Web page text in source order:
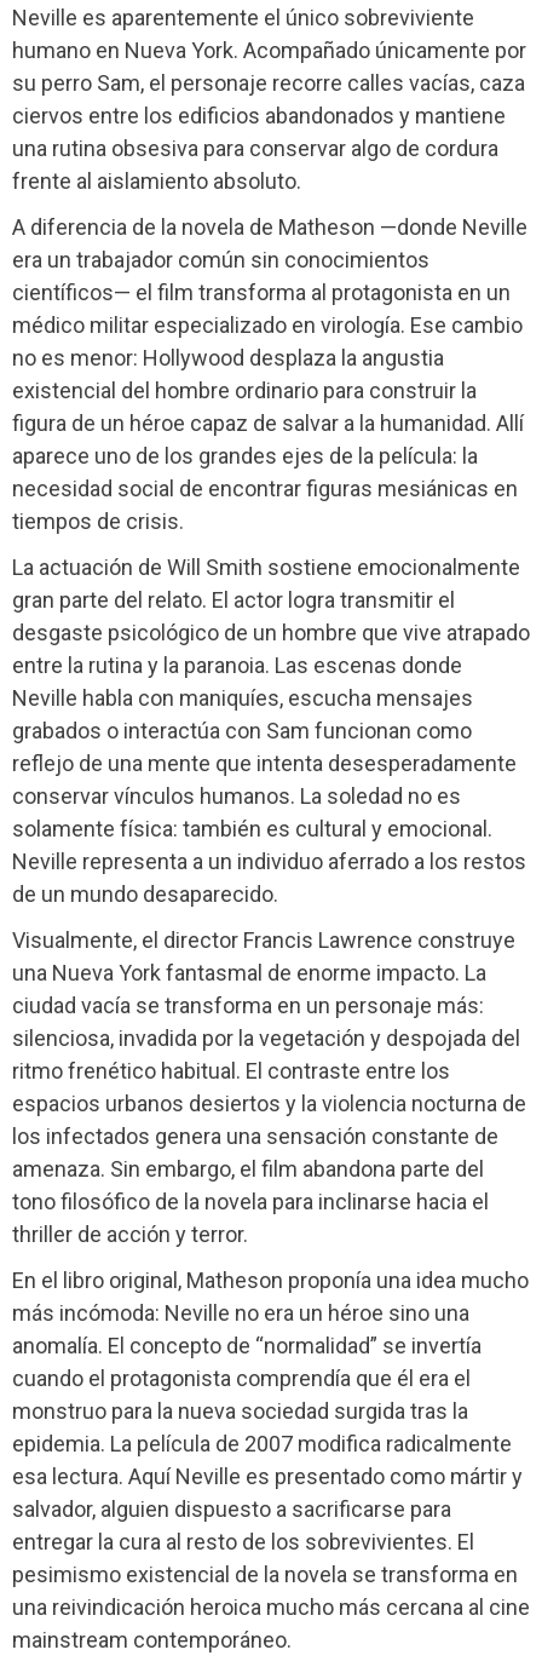
Neville es aparentemente el único sobreviviente
humano en Nueva York. Acompañado únicamente por
su perro Sam, el personaje recorre calles vacías, caza
ciervos entre los edificios abandonados y mantiene
una rutina obsesiva para conservar algo de cordura
frente al aislamiento absoluto.
A diferencia de la novela de Matheson —donde Neville
era un trabajador común sin conocimientos
científicos— el film transforma al protagonista en un
médico militar especializado en virología. Ese cambio
no es menor: Hollywood desplaza la angustia
existencial del hombre ordinario para construir la
figura de un héroe capaz de salvar a la humanidad. Allí
aparece uno de los grandes ejes de la película: la
necesidad social de encontrar figuras mesiánicas en
tiempos de crisis.
La actuación de Will Smith sostiene emocionalmente
gran parte del relato. El actor logra transmitir el
desgaste psicológico de un hombre que vive atrapado
entre la rutina y la paranoia. Las escenas donde
Neville habla con maniquíes, escucha mensajes
grabados o interactúa con Sam funcionan como
reflejo de una mente que intenta desesperadamente
conservar vínculos humanos. La soledad no es
solamente física: también es cultural y emocional.
Neville representa a un individuo aferrado a los restos
de un mundo desaparecido.
Visualmente, el director Francis Lawrence construye
una Nueva York fantasmal de enorme impacto. La
ciudad vacía se transforma en un personaje más:
silenciosa, invadida por la vegetación y despojada del
ritmo frenético habitual. El contraste entre los
espacios urbanos desiertos y la violencia nocturna de
los infectados genera una sensación constante de
amenaza. Sin embargo, el film abandona parte del
tono filosófico de la novela para inclinarse hacia el
thriller de acción y terror.
En el libro original, Matheson proponía una idea mucho
más incómoda: Neville no era un héroe sino una
anomalía. El concepto de “normalidad” se invertía
cuando el protagonista comprendía que él era el
monstruo para la nueva sociedad surgida tras la
epidemia. La película de 2007 modifica radicalmente
esa lectura. Aquí Neville es presentado como mártir y
salvador, alguien dispuesto a sacrificarse para
entregar la cura al resto de los sobrevivientes. El
pesimismo existencial de la novela se transforma en
una reivindicación heroica mucho más cercana al cine
mainstream contemporáneo.